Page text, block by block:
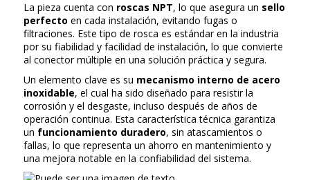
La pieza cuenta con roscas NPT, lo que asegura un sello
perfecto en cada instalación, evitando fugas o
filtraciones. Este tipo de rosca es estándar en la industria
por su fiabilidad y facilidad de instalación, lo que convierte
al conector múltiple en una solución práctica y segura.
Un elemento clave es su mecanismo interno de acero
inoxidable, el cual ha sido diseñado para resistir la
corrosión y el desgaste, incluso después de años de
operación continua. Esta característica técnica garantiza
un funcionamiento duradero, sin atascamientos o
fallas, lo que representa un ahorro en mantenimiento y
una mejora notable en la confiabilidad del sistema.